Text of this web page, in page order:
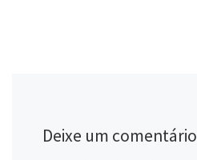
Deixe um comentário